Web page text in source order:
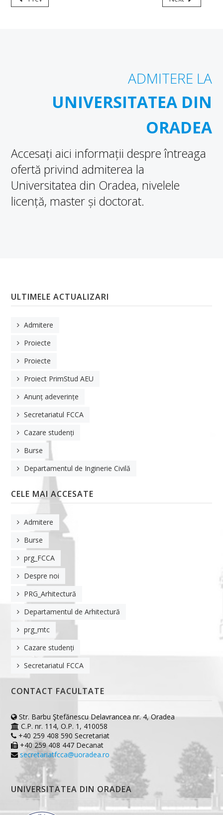
ADMITERE LA
UNIVERSITATEA DIN
ORADEA
Accesați aici informații despre întreaga
ofertă privind admiterea la
Universitatea din Oradea, nivelele
licență, master și doctorat.
ULTIMELE ACTUALIZARI
Admitere
Proiecte
Proiecte
Proiect PrimStud AEU
Anunț adeverințe
Secretariatul FCCA
Cazare studenți
Burse
Departamentul de Inginerie Civilă
CELE MAI ACCESATE
Admitere
Burse
prg_FCCA
Despre noi
PRG_Arhitectură
Departamentul de Arhitectură
prg_mtc
Cazare studenți
Secretariatul FCCA
CONTACT FACULTATE
Str. Barbu Ştefănescu Delavrancea nr. 4, Oradea
C.P. nr. 114, O.P. 1, 410058
+40 259 408 590 Secretariat
+40 259 408 447 Decanat
secretariatfcca@uoradea.ro
UNIVERSITATEA DIN ORADEA